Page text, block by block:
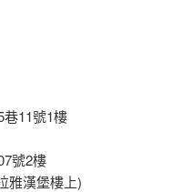
11號1樓
號2樓
雅漢堡樓上)